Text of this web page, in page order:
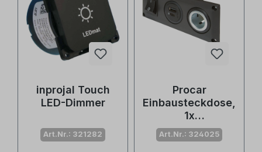
inprojal Touch
LED-Dimmer
Art.Nr.: 321282
Procar
Einbausteckdose,
1x
Powersteckdose,
1xUSB-A, 1xUSB-C
Art.Nr.: 324025